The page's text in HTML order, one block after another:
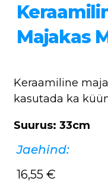
Majakas
Keraamiline
kasutada ka
Suurus: 33cm
Jaehind:
16,55 €